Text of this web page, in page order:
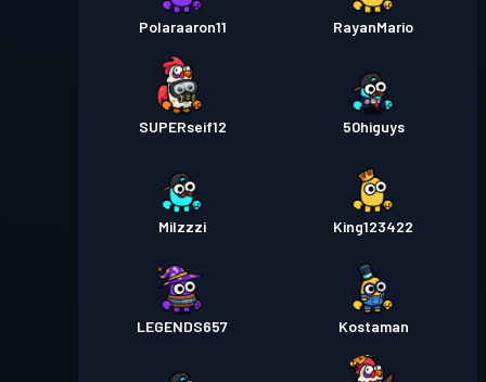
Polaraaron11 RayanMario
SUPERseif12 50higuys
Milzzzi King123422
LEGENDS657 Kostaman